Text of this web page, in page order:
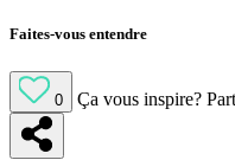
Faites-vous entendre
0 Ça vous inspire?